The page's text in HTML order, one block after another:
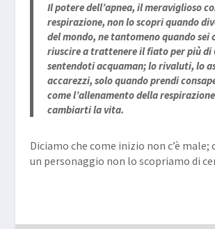
Il potere dell’apnea, il meraviglioso
respirazione, non lo scopri quando
del mondo, ne tantomeno quando sei
riuscire a trattenere il fiato per più di
sentendoti acquaman; lo rivaluti, lo
accarezzi, solo quando prendi
come l’allenamento della
cambiarti la vita.
Diciamo che come inizio non c’è male;
un personaggio non lo scopriamo di